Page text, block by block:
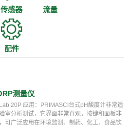
传感器 流量
配件
测量仪
20P 应用：PRIMASCI台式pH酸度计非常适
室分析测试，它界面非常直观，按键和面板非
可广泛应用在环境监测、制药、化工、食品饮